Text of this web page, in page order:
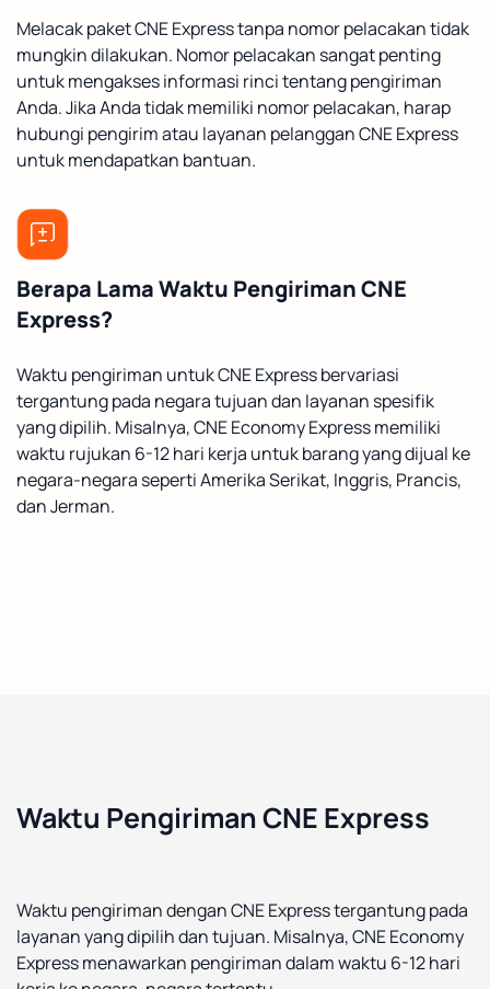
Melacak paket CNE Express tanpa nomor pelacakan tidak
mungkin dilakukan. Nomor pelacakan sangat penting
untuk mengakses informasi rinci tentang pengiriman
Anda. Jika Anda tidak memiliki nomor pelacakan, harap
hubungi pengirim atau layanan pelanggan CNE Express
untuk mendapatkan bantuan.
Berapa Lama Waktu Pengiriman CNE
Express?
Waktu pengiriman untuk CNE Express bervariasi
tergantung pada negara tujuan dan layanan spesifik
yang dipilih. Misalnya, CNE Economy Express memiliki
waktu rujukan 6-12 hari kerja untuk barang yang dijual ke
negara-negara seperti Amerika Serikat, Inggris, Prancis,
dan Jerman.
Waktu Pengiriman CNE Express
Waktu pengiriman dengan CNE Express tergantung pada
layanan yang dipilih dan tujuan. Misalnya, CNE Economy
Express menawarkan pengiriman dalam waktu 6-12 hari